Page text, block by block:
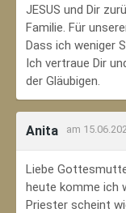
JESUS und Dir
Familie. Für
Dass ich weniger
Ich vertraue Dir
der Gläubigen.
Anita am
Liebe
heute komme ich
Priester scheint